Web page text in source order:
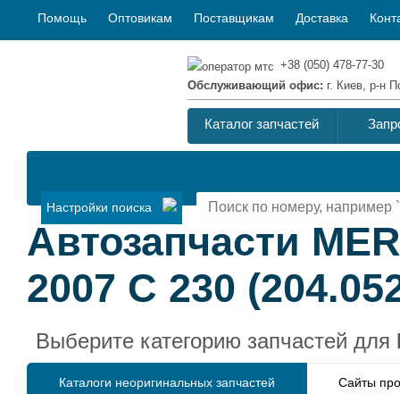
Помощь Оптовикам Поставщикам Доставка
+38 (050) 478-77-30
Обслуживающий офис: г. Киев, р-н
Каталог запчастей
Настройки поиска
Автозапчасти
2007 C 230
Выберите категорию запчастей для
Каталоги неоригинальных запчастей Сайты